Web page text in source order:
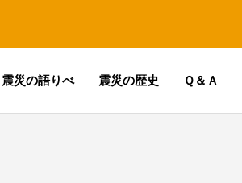
震災の語りべ 震災の歴史 Ｑ＆Ａ